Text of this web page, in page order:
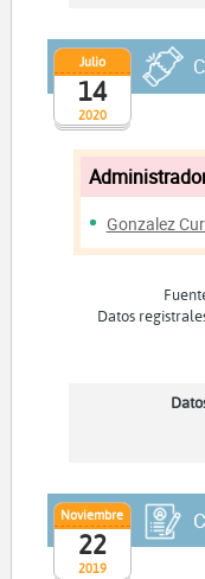
2020
Julio
14
Gonzalez
Datos
2019
Noviembre
22